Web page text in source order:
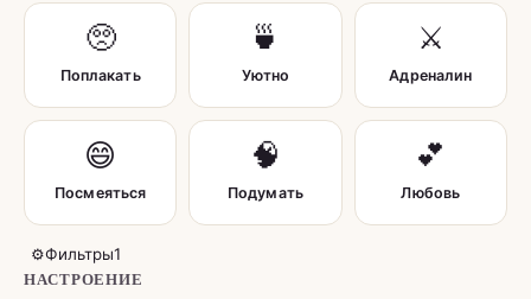
🥺
Поплакать
🍵
Уютно
⚔️
Адреналин
😄
Посмеяться
🧠
Подумать
💕
Любовь
⚙Фильтры1
НАСТРОЕНИЕ